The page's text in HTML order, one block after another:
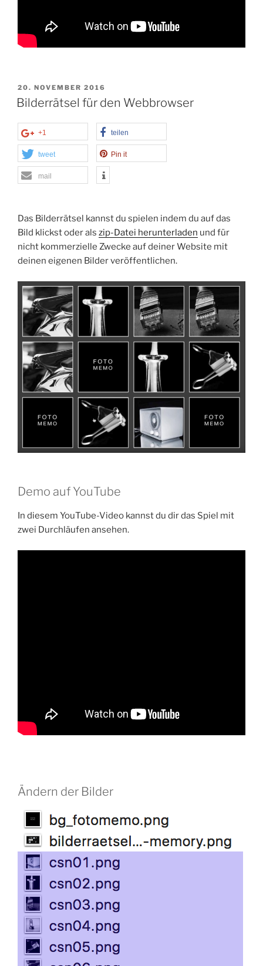
VERÖFFENTLICHT
AM
20. NOVEMBER 2016
Bilderrätsel für den Webbrowser
+1 teilen
tweet Pin it
mail
Das Bilderrätsel kannst du spielen indem du auf das
Bild klickst oder als zip-Datei herunterladen und für
nicht kommerzielle Zwecke auf deiner Website mit
deinen eigenen Bilder veröffentlichen.
Demo auf YouTube
In diesem YouTube-Video kannst du dir das Spiel mit
zwei Durchläufen ansehen.
Ändern der Bilder